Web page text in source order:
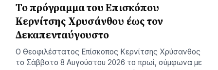
Το πρόγραμμα του Επισκόπου
Κερνίτσης Χρυσάνθου έως τον
Δεκαπενταύγουστο
Ο Θεοφιλέστατος Επίσκοπος Κερνίτσης Χρύσανθος
το Σάββατο 8 Αυγούστου 2026 το πρωί, σύμφωνα με